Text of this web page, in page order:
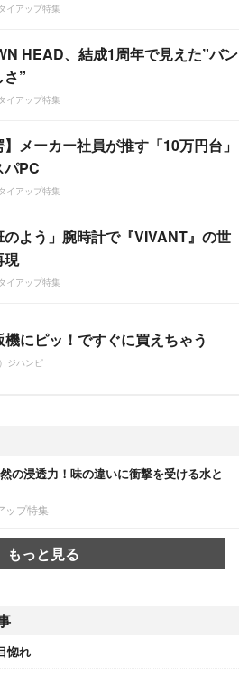
イアップ特集
HEAD、結成1周年で見えた”バン
さ”
イアップ特集
】メーカー社員が推す「10万円台」
パPC
イアップ特集
のよう」腕時計で『VIVANT』の世
現
イアップ特集
機にピッ！ですぐに買えちゃう
ジハンピ
の浸透力！味の違いに衝撃を受ける水と
ップ特集
もっと見る
惚れ